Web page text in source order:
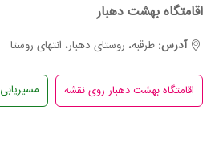
اقامتگاه بهشت دهبار
آدرس:طرقبه، روستای دهبار، انتهای روستا
مسیریابی